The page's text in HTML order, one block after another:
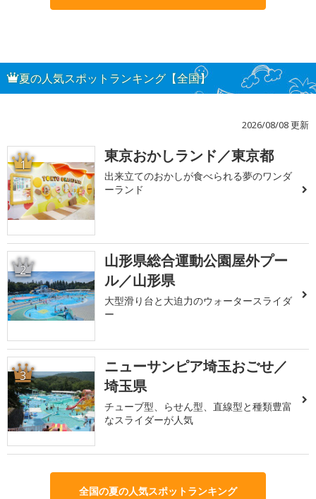
夏の人気スポットランキング【全国】
2026/08/08 更新
1 東京おかしランド／東京都
出来立てのおかしが食べられる夢のワンダ
ーランド
2
山形県総合運動公園屋外プー
ル／山形県
大型滑り台と大迫力のウォータースライダ
ー
3
ニューサンピア埼玉おごせ／
埼玉県
チューブ型、らせん型、直線型と種類豊富
なスライダーが人気
全国の夏の人気スポットランキング